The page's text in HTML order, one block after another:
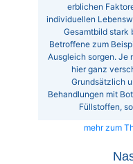
erblichen
individuellen
Gesamtbild stark
Betroffene zum
Ausgleich sorgen. Je
hier ganz
Grundsätzlich
Behandlungen mit
Füllstoffen,
mehr zum